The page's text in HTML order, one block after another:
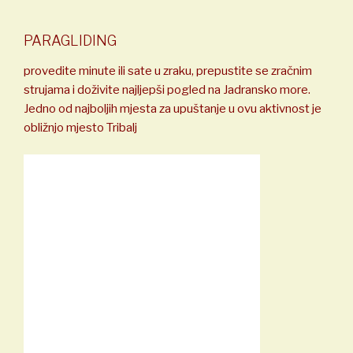
PARAGLIDING
provedite minute ili sate u zraku, prepustite se zračnim
strujama i doživite najljepši pogled na Jadransko more.
Jedno od najboljih mjesta za upuštanje u ovu aktivnost je
obližnjo mjesto Tribalj